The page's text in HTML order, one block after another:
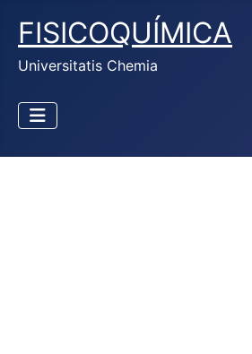
FISICOQUÍMICA
Universitatis Chemia